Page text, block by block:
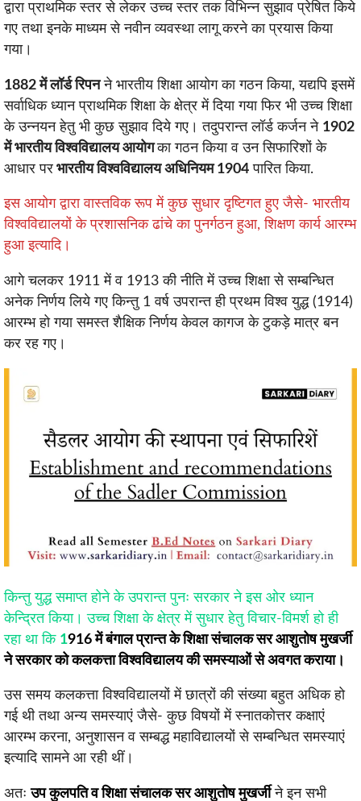
द्वारा प्राथमिक स्तर से लेकर उच्च स्तर तक विभिन्न सुझाव प्रेषित किये
गए तथा इनके माध्यम से नवीन व्यवस्था लागू करने का प्रयास किया
गया।
1882 में लॉर्ड रिपनने भारतीय शिक्षा आयोग का गठन किया, यद्यपि इसमें
सर्वाधिक ध्यान प्राथमिक शिक्षा के क्षेत्र में दिया गया फिर भी उच्च शिक्षा
के उन्नयन हेतु भी कुछ सुझाव दिये गए। तदुपरान्त लॉर्ड कर्जन ने 1902
में भारतीय विश्वविद्यालय आयोगका गठन किया व उन सिफारिशों के
आधार पर भारतीय विश्वविद्यालय अधिनियम 1904 पारित किया.
इस आयोग द्वारा वास्तविक रूप में कुछ सुधार दृष्टिगत हुए जैसे- भारतीय
विश्वविद्यालयों के प्रशासनिक ढांचे का पुनर्गठन हुआ, शिक्षण कार्य आरम्भ
हुआ इत्यादि।
आगे चलकर 1911 में व 1913 की नीति में उच्च शिक्षा से सम्बन्धित
अनेक निर्णय लिये गए किन्तु 1 वर्ष उपरान्त ही प्रथम विश्व युद्ध (1914)
आरम्भ हो गया समस्त शैक्षिक निर्णय केवल कागज के टुकड़े मात्र बन
कर रह गए।
किन्तु युद्ध समाप्त होने के उपरान्त पुनः सरकार ने इस ओर ध्यान
केन्द्रित किया। उच्च शिक्षा के क्षेत्र में सुधार हेतु विचार-विमर्श हो ही
रहा था कि 1916 में बंगाल प्रान्त के शिक्षा संचालक सर आशुतोष मुखर्जी
ने सरकार को कलकत्ता विश्वविद्यालय की समस्याओं से अवगत कराया।
उस समय कलकत्ता विश्वविद्यालयों में छात्रों की संख्या बहुत अधिक हो
गई थी तथा अन्य समस्याएं जैसे- कुछ विषयों में स्नातकोत्तर कक्षाएं
आरम्भ करना, अनुशासन व सम्बद्ध महाविद्यालयों से सम्बन्धित समस्याएं
इत्यादि सामने आ रही थीं।
अतःउप कुलपति व शिक्षा संचालक सर आशुतोष मुखर्जीने इन सभी